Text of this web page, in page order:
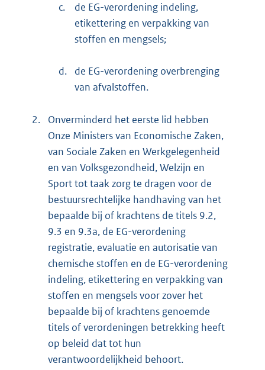
c.
de EG-verordening indeling,
etikettering en verpakking van
stoffen en mengsels;
d.
de EG-verordening overbrenging
van afvalstoffen.
2.
Onverminderd het eerste lid hebben
Onze Ministers van Economische Zaken,
van Sociale Zaken en Werkgelegenheid
en van Volksgezondheid, Welzijn en
Sport tot taak zorg te dragen voor de
bestuursrechtelijke handhaving van het
bepaalde bij of krachtens de titels 9.2,
9.3 en 9.3a, de EG-verordening
registratie, evaluatie en autorisatie van
chemische stoffen en de EG-verordening
indeling, etikettering en verpakking van
stoffen en mengsels voor zover het
bepaalde bij of krachtens genoemde
titels of verordeningen betrekking heeft
op beleid dat tot hun
verantwoordelijkheid behoort.